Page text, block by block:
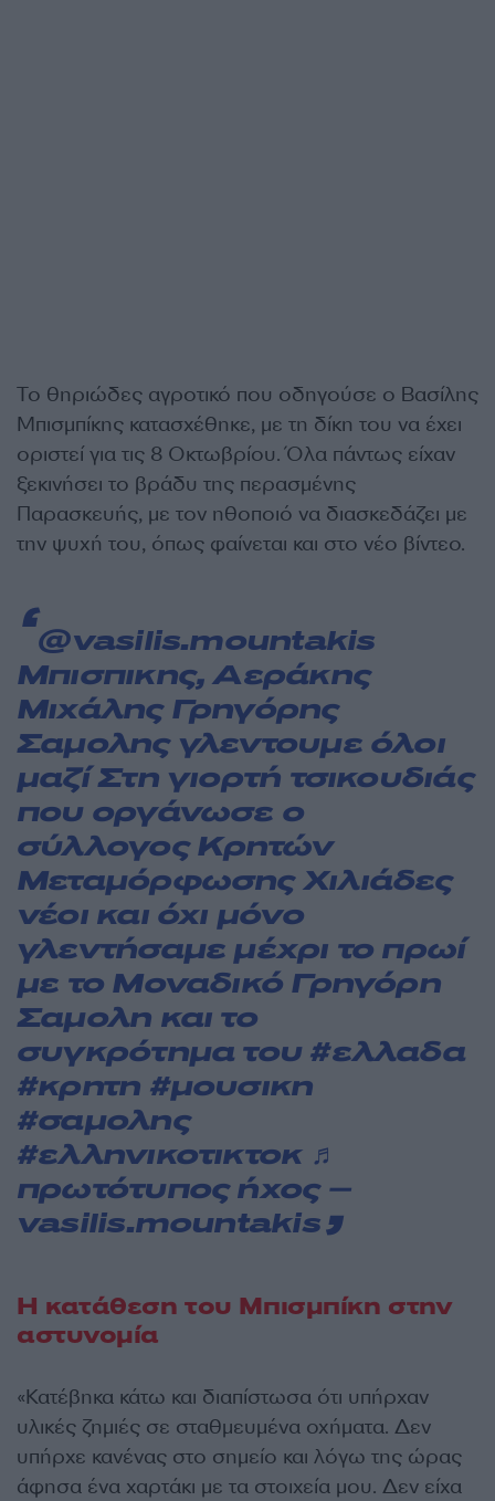
Το θηριώδες αγροτικό που οδηγούσε ο Βασίλης
Μπισμπίκης κατασχέθηκε, με τη δίκη του να έχει
οριστεί για τις 8 Οκτωβρίου. Όλα πάντως είχαν
ξεκινήσει το βράδυ της περασμένης
Παρασκευής, με τον ηθοποιό να διασκεδάζει με
την ψυχή του, όπως φαίνεται και στο νέο βίντεο.
@vasilis.mountakis
Μπισπικης, Αεράκης
Μιχάλης Γρηγόρης
Σαμολης γλεντουμε όλοι
μαζί Στη γιορτή τσικουδιάς
που οργάνωσε ο
σύλλογος Κρητών
Μεταμόρφωσης Χιλιάδες
νέοι και όχι μόνο
γλεντήσαμε μέχρι το πρωί
με το Μοναδικό Γρηγόρη
Σαμολη και το
συγκρότημα του #ελλαδα
#κρητη #μουσικη
#σαμολης
#ελληνικοτικτοκ ♬
πρωτότυπος ήχος –
vasilis.mountakis
Η κατάθεση του Μπισμπίκη στην
αστυνομία
«Κατέβηκα κάτω και διαπίστωσα ότι υπήρχαν
υλικές ζημιές σε σταθμευμένα οχήματα. Δεν
υπήρχε κανένας στο σημείο και λόγω της ώρας
άφησα ένα χαρτάκι με τα στοιχεία μου. Δεν είχα